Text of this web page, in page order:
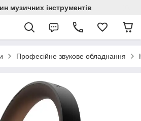
музичних інструментів
Професійне звукове обладнання